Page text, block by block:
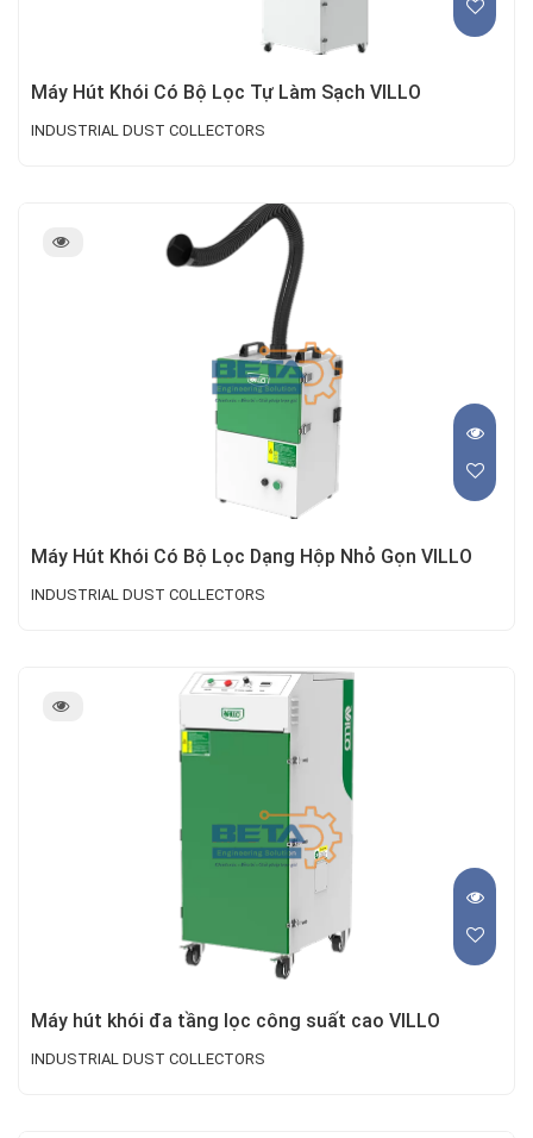
Máy Hút Khói Có Bộ Lọc Tự Làm Sạch VILLO
INDUSTRIAL DUST COLLECTORS
Máy Hút Khói Có Bộ Lọc Dạng Hộp Nhỏ Gọn VILLO
INDUSTRIAL DUST COLLECTORS
Máy hút khói đa tầng lọc công suất cao VILLO
INDUSTRIAL DUST COLLECTORS